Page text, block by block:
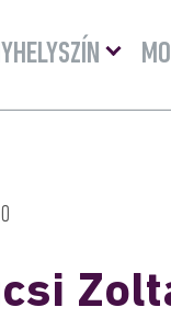
Menü